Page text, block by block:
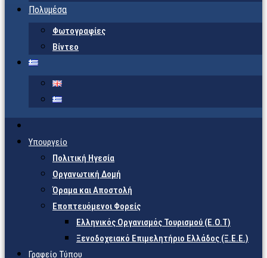
Πολυμέσα
Φωτογραφίες
Βίντεο
Υπουργείο
Πολιτική Ηγεσία
Οργανωτική Δομή
Όραμα και Αποστολή
Εποπτευόμενοι Φορείς
Eλληνικός Οργανισμός Τουρισμού (Ε.Ο.Τ)
Ξενοδοχειακό Επιμελητήριο Ελλάδος (Ξ.Ε.Ε.)
Γραφείο Τύπου